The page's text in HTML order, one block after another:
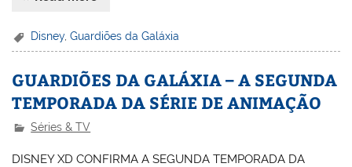
Disney,Guardiões da Galáxia
GUARDIÕES DA GALÁXIA – A SEGUNDA
TEMPORADA DA SÉRIE DE ANIMAÇÃO
Séries & TV
DISNEY XD CONFIRMA A SEGUNDA TEMPORADA DA